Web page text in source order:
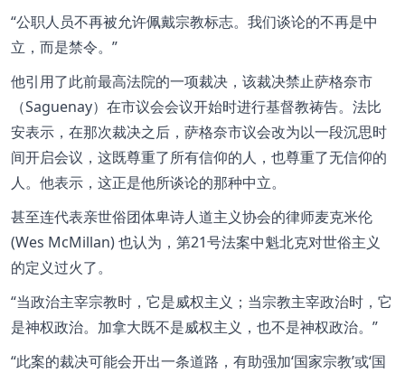
公职人员不再被允许佩戴宗教标志。我们谈论的不再是中
立，而是禁令。
他引用了此前最高法院的一项裁决，该裁决禁止萨格奈市
（Saguenay）在市议会会议开始时进行基督教祷告。法比
安表示，在那次裁决之后，萨格奈市议会改为以一段沉思时
间开启会议，这既尊重了所有信仰的人，也尊重了无信仰的
人。他表示，这正是他所谈论的那种中立。
甚至连代表亲世俗团体卑诗人道主义协会的律师麦克米伦
(Wes McMillan) 也认为，第21号法案中魁北克对世俗主义
的定义过火了。
当政治主宰宗教时，它是威权主义；当宗教主宰政治时，它
是神权政治。加拿大既不是威权主义，也不是神权政治。
此案的裁决可能会开出一条道路，有助强加‘国家宗教’或‘国